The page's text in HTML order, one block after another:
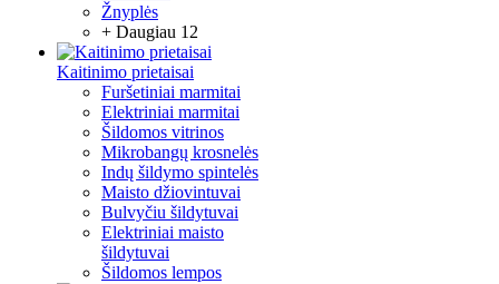
Žnyplės
+ Daugiau 12
Kaitinimo prietaisai
Furšetiniai marmitai
Elektriniai marmitai
Šildomos vitrinos
Mikrobangų krosnelės
Indų šildymo spintelės
Maisto džiovintuvai
Bulvyčiu šildytuvai
Elektriniai maisto
šildytuvai
Šildomos lempos